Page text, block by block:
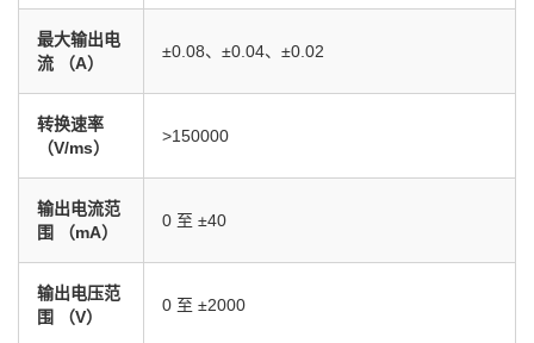
最大输出电
流 （A）
±0.08、±0.04、±0.02
转换速率
（V/ms）
>150000
输出电流范
围 （mA）
0 至 ±40
输出电压范
围 （V）
0 至 ±2000